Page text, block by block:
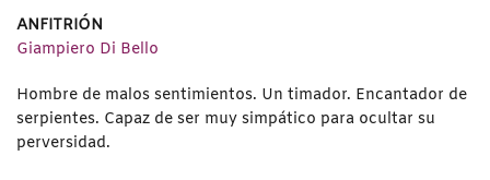
ANFITRIÓN
Giampiero Di Bello
Hombre de malos sentimientos. Un timador. Encantador de
serpientes. Capaz de ser muy simpático para ocultar su
perversidad.